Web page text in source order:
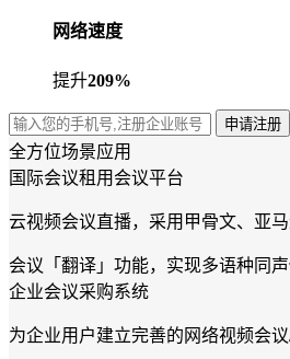
网络速度
提升209%
申请注册
全方位场景应用
国际会议租用会议平台
云视频会议直播，采用甲骨文、亚
会议「翻译」功能，实现多语种同
企业会议采购系统
为企业用户建立完善的网络视频会